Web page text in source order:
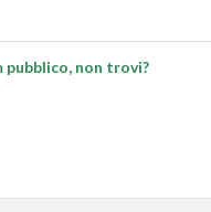
non trovi?